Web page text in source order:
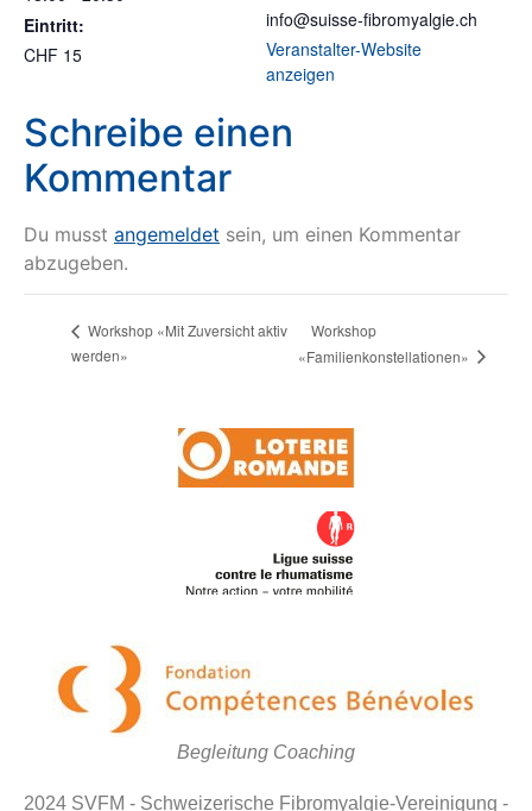
Eintritt:
CHF 15
info@suisse-fibromyalgie.ch
Veranstalter-Website
anzeigen
Schreibe einen
Kommentar
Du musst angemeldet sein, um einen Kommentar
abzugeben.
Workshop «Mit Zuversicht aktiv
werden»
Workshop
«Familienkonstellationen»
Begleitung Coaching
2024 SVFM - Schweizerische Fibromyalgie-Vereinigung -